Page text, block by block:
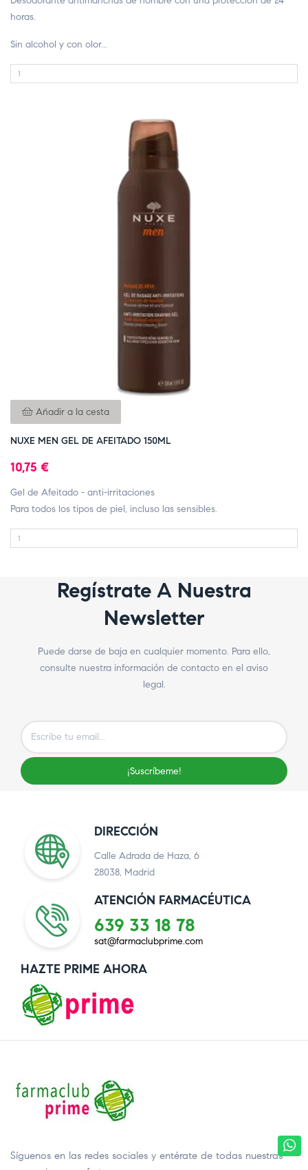
horas.
Sin alcohol y con olor...
Añadir a la cesta
NUXE MEN GEL DE AFEITADO 150ML
10,75 €
Gel de Afeitado - anti-irritaciones
Para todos los tipos de piel, incluso las sensibles.
Regístrate A Nuestra
Newsletter
Puede darse de baja en cualquier momento. Para ello,
consulte nuestra información de contacto en el aviso
legal.
¡Suscríbeme!
DIRECCIÓN
Calle Adrada de Haza, 6
28038, Madrid
ATENCIÓN FARMACÉUTICA
639 33 18 78
sat@farmaclubprime.com
HAZTE PRIME AHORA
Síguenos en las redes sociales y entérate de todas nuestras